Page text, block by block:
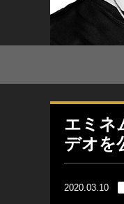
エミネ
デオを
2020.03.10